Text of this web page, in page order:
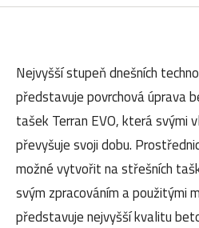
Nejvyšší stupeň dnešních
představuje povrchová úprava
tašek Terran EVO, která svými
převyšuje svoji dobu.
možné vytvořit na střešních
svým zpracováním a použitými
představuje nejvyšší kvalitu